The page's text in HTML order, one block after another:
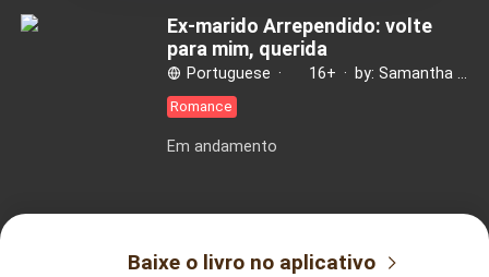
Ex-marido Arrependido: volte
para mim, querida
Portuguese · 16+ ·
Romance
Em andamento
Baixe o livro no aplicativo